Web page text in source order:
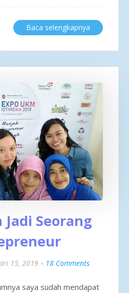
Baca selengkapnya
Seorang
15, 2019 18 Comments
saya sudah mendapat